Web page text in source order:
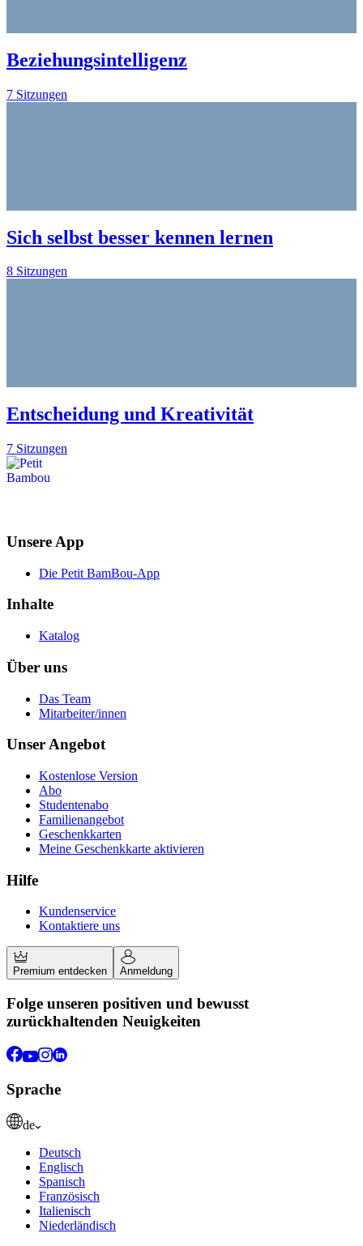
Beziehungsintelligenz
7 Sitzungen
Sich selbst besser kennen lernen
8 Sitzungen
Entscheidung und Kreativität
7 Sitzungen
Unsere App
Die Petit BamBou-App
Inhalte
Katalog
Über uns
Das Team
Mitarbeiter/innen
Unser Angebot
Kostenlose Version
Abo
Studentenabo
Familienangebot
Geschenkkarten
Meine Geschenkkarte aktivieren
Hilfe
Kundenservice
Kontaktiere uns
Premium entdecken Anmeldung
Folge unseren positiven und bewusst
zurückhaltenden Neuigkeiten
Sprache
de
Deutsch
Englisch
Spanisch
Französisch
Italienisch
Niederländisch